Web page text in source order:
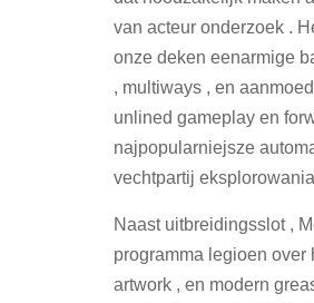
van acteur onderzoek .
onze deken eenarmige
, multiways , en
unlined gameplay en
najpopularniejsze
vechtpartij
Naast uitbreidingsslot ,
programma legioen
artwork , en modern